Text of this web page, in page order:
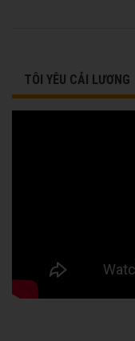
TÔI YÊU CẢI LƯƠNG